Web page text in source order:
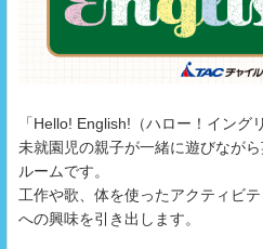
「Hello! English!（ハロー！イング
未就園児の親子が一緒に遊びなが
ルームです。
工作や歌、体を使ったアクティビ
への興味を引き出します。